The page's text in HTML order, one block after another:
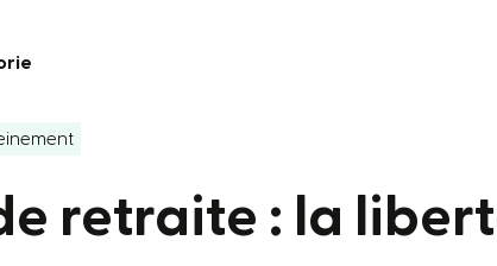
retraite : la